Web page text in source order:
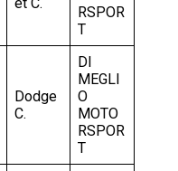
et C.
RSPOR
T
Dodge
C.
DI
MEGLI
O
MOTO
RSPOR
T